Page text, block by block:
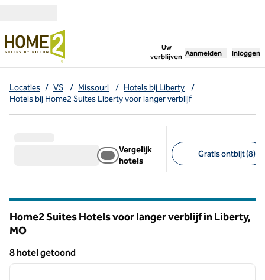
Uw
verblijven
, opent nieuw
Aanmelden Inloggen
Locaties / VS / Missouri / Hotels bij Liberty
/
Hotels bij Home2 Suites Liberty voor langer verblijf
Vergelijk
hotels
Gratis ontbijt (8)
Home2 Suites Hotels voor langer verblijf in Liberty,
MO
8 hotel getoond
8 hotel getoond
1 van 12